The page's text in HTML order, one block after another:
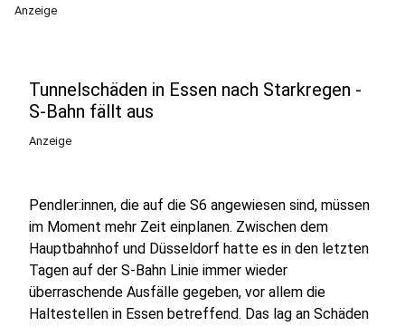
Anzeige
Tunnelschäden in Essen nach Starkregen -
S-Bahn fällt aus
Anzeige
Pendler:innen, die auf die S6 angewiesen sind, müssen
im Moment mehr Zeit einplanen. Zwischen dem
Hauptbahnhof und Düsseldorf hatte es in den letzten
Tagen auf der S-Bahn Linie immer wieder
überraschende Ausfälle gegeben, vor allem die
Haltestellen in Essen betreffend. Das lag an Schäden